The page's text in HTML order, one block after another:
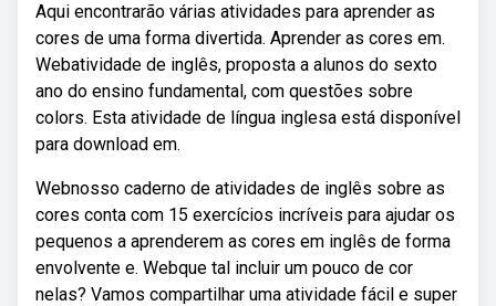
Aqui encontrarão várias atividades para aprender as
cores de uma forma divertida. Aprender as cores em.
Webatividade de inglês, proposta a alunos do sexto
ano do ensino fundamental, com questões sobre
colors. Esta atividade de língua inglesa está disponível
para download em.
Webnosso caderno de atividades de inglês sobre as
cores conta com 15 exercícios incríveis para ajudar os
pequenos a aprenderem as cores em inglês de forma
envolvente e. Webque tal incluir um pouco de cor
nelas? Vamos compartilhar uma atividade fácil e super